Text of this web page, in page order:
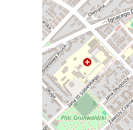
Parki narodowe